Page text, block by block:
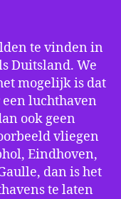
te vinden in
Duitsland. We
mogelijk is dat
luchthaven
ook geen
vliegen
Eindhoven,
dan is het
te laten